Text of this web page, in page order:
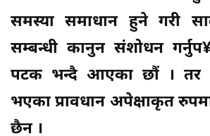
समस्या समाधान हुने गरी
सम्बन्धी कानुन संशोधन
पटक भन्दै आएका छौं । तर
भएका प्रावधान अपेक्षाकृत
छैन ।